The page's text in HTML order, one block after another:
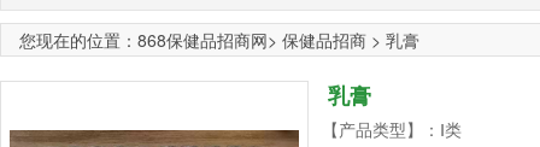
您现在的位置： 868保健品招商网> 保健品招商 > 乳膏
乳膏
【产品类型】：Ⅰ类